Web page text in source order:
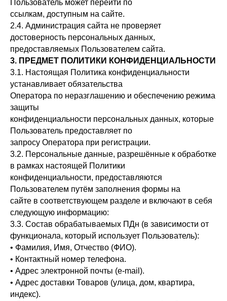
Пользователь может перейти по
ссылкам, доступным на сайте.
2.4. Администрация сайта не проверяет
достоверность персональных данных,
предоставляемых Пользователем сайта.
3. ПРЕДМЕТ ПОЛИТИКИ КОНФИДЕНЦИАЛЬНОСТИ
3.1. Настоящая Политика конфиденциальности
устанавливает обязательства
Оператора по неразглашению и обеспечению режима
защиты
конфиденциальности персональных данных, которые
Пользователь предоставляет по
запросу Оператора при регистрации.
3.2. Персональные данные, разрешённые к обработке
в рамках настоящей Политики
конфиденциальности, предоставляются
Пользователем путём заполнения формы на
сайте в соответствующем разделе и включают в себя
следующую информацию:
3.3. Состав обрабатываемых ПДн (в зависимости от
функционала, который использует Пользователь):
• Фамилия, Имя, Отчество (ФИО).
• Контактный номер телефона.
• Адрес электронной почты (e-mail).
• Адрес доставки Товаров (улица, дом, квартира,
индекс).